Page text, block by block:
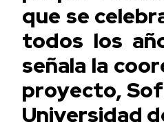
que se
todos los
señala la
proyecto,
Universidad